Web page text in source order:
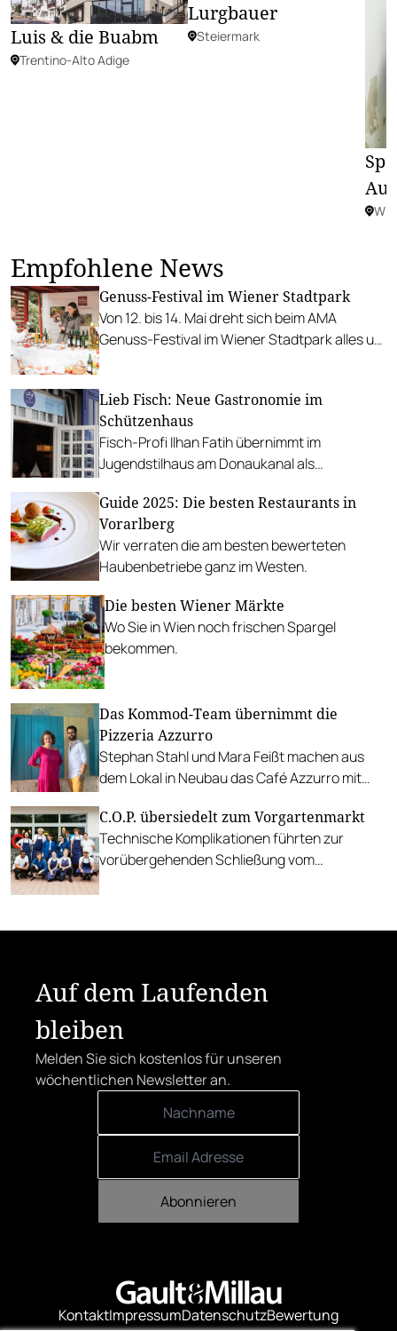
Luis & die Buabm
Trentino-Alto Adige
Lurgbauer
Steiermark
Empfohlene News
Genuss-Festival im Wiener Stadtpark
Von 12. bis 14. Mai dreht sich beim AMA
Genuss-Festival im Wiener Stadtpark alles um
Lieb Fisch: Neue Gastronomie im
Schützenhaus
Fisch-Profi Ilhan Fatih übernimmt im
Jugendstilhaus am Donaukanal als
Oktopus und Branzino im Ganzen.
Guide 2025: Die besten Restaurants in
Vorarlberg
Wir verraten die am besten bewerteten
Haubenbetriebe ganz im Westen.
Die besten Wiener Märkte
Wo Sie in Wien noch frischen Spargel
bekommen.
Das Kommod-Team übernimmt die
Pizzeria Azzurro
Stephan Stahl und Mara Feißt machen aus
dem Lokal in Neubau das Café Azzurro mit
C.O.P. übersiedelt zum Vorgartenmarkt
Technische Komplikationen führten zur
vorübergehenden Schließung vom
Auf dem Laufenden
bleiben
Melden Sie sich kostenlos für unseren
wöchentlichen Newsletter an.
Abonnieren
KontaktImpressumDatenschutzBewertung